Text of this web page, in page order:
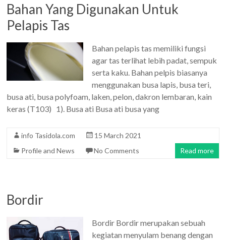
Bahan Yang Digunakan Untuk
Pelapis Tas
Bahan pelapis tas memiliki fungsi
agar tas terlihat lebih padat, sempuk
serta kaku. Bahan pelpis biasanya
menggunakan busa lapis, busa teri,
busa ati, busa polyfoam, laken, pelon, dakron lembaran, kain
keras (T103) 1). Busa ati Busa ati busa yang
info Tasidola.com
15 March 2021
Profile and News
No Comments Read more
Bordir
Bordir Bordir merupakan sebuah
kegiatan menyulam benang dengan